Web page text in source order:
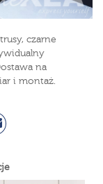
czarne
na
i montaż.